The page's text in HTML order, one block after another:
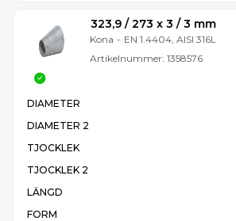
323,9 / 273 x 3 / 3 mm
Kona - EN 1.4404, AISI 316L
Artikelnummer: 1358576
DIAMETER
DIAMETER 2
TJOCKLEK
TJOCKLEK 2
LÄNGD
FORM